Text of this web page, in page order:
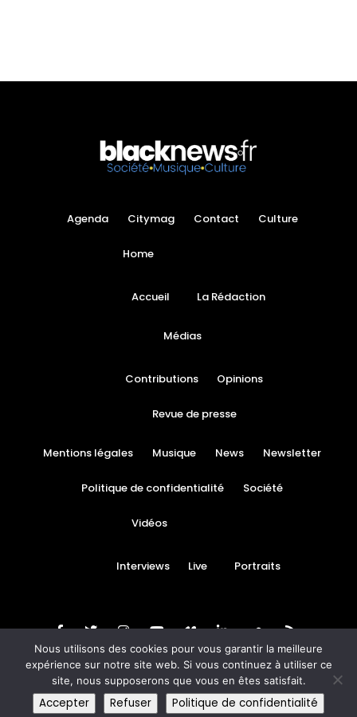
Agenda Citymag Contact Culture
Home
Accueil La Rédaction
Médias
Contributions Opinions
Revue de presse
Mentions légales Musique News Newsletter
Politique de confidentialité Société
Vidéos
Interviews Live Portraits
© Black News 2020
Nous utilisons des cookies pour vous garantir la meilleure
expérience sur notre site web. Si vous continuez à utiliser ce
site, nous supposerons que vous en êtes satisfait.
Accepter Refuser Politique de confidentialité